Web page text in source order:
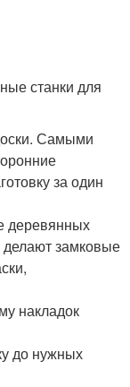
станки для
Самыми
за один
деревянных
замковые
накладок
до нужных